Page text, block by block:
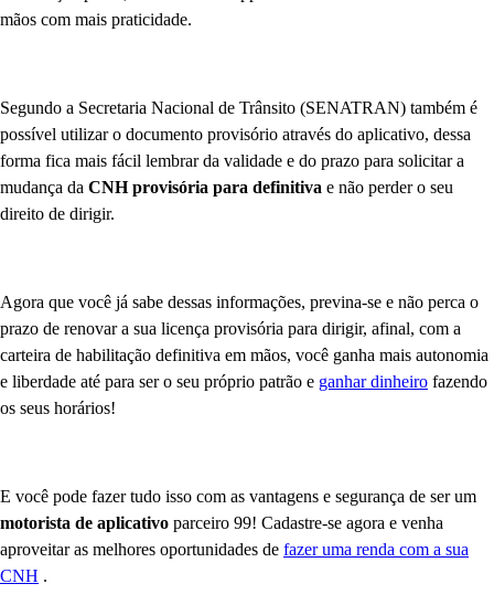
mãos com mais praticidade.
Segundo a Secretaria Nacional de Trânsito (SENATRAN) também é
possível utilizar o documento provisório através do aplicativo, dessa
forma fica mais fácil lembrar da validade e do prazo para solicitar a
mudança da CNH provisória para definitiva e não perder o seu
direito de dirigir.
Agora que você já sabe dessas informações, previna-se e não perca o
prazo de renovar a sua licença provisória para dirigir, afinal, com a
carteira de habilitação definitiva em mãos, você ganha mais autonomia
e liberdade até para ser o seu próprio patrão e ganhar dinheiro fazendo
os seus horários!
E você pode fazer tudo isso com as vantagens e segurança de ser um
motorista de aplicativo parceiro 99! Cadastre-se agora e venha
aproveitar as melhores oportunidades de fazer uma renda com a sua
CNH .